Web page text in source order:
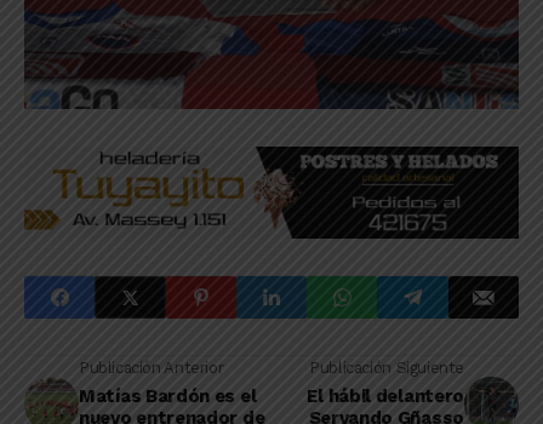
Publicación Anterior
Matías Bardón es el
nuevo entrenador de
Publicación Siguiente
El hábil delantero
Servando Gñasso